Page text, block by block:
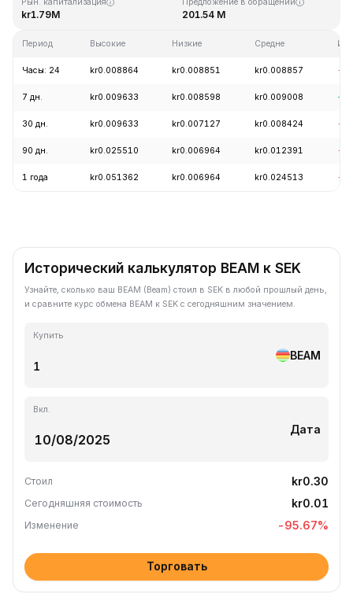
kr1.79M 201.54 M
Период Высокие Низкие Средне
Часы: 24 kr0.008864 kr0.008851 kr0.008857 -
7 дн. kr0.009633 kr0.008598 kr0.009008
30 дн. kr0.009633 kr0.007127 kr0.008424 -
90 дн. kr0.025510 kr0.006964 kr0.012391 -
1 года kr0.051362 kr0.006964 kr0.024513 -
Исторический калькулятор BEAM к SEK
Узнайте, сколько ваш BEAM (Beam) стоил в SEK в любой прошлый день,
и сравните курс обмена BEAM к SEK с сегодняшним значением.
Купить
BEAM
Вкл.
Дата
Стоил kr0.30
Сегодняшняя стоимость kr0.01
Изменение -95.67%
Торговать